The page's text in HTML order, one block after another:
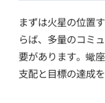
まずは火星の位置
らば、多量のコミ
要があります。蠍
支配と目標の達成